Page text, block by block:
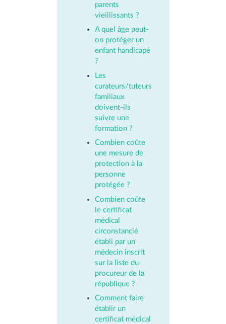
parents
vieillissants ?
A quel âge peut-
on protéger un
enfant handicapé
?
Les
curateurs/tuteurs
familiaux
doivent-ils
suivre une
formation ?
Combien coûte
une mesure de
protection à la
personne
protégée ?
Combien coûte
le certificat
médical
circonstancié
établi par un
médecin inscrit
sur la liste du
procureur de la
république ?
Comment faire
établir un
certificat médical